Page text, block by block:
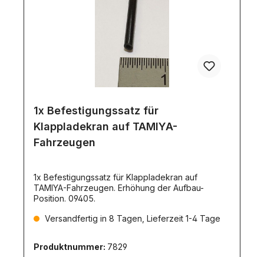
1x Befestigungssatz für
Klappladekran auf TAMIYA-
Fahrzeugen
1x Befestigungssatz für Klappladekran auf
TAMIYA-Fahrzeugen. Erhöhung der Aufbau-
Position. 09405.
Versandfertig in 8 Tagen, Lieferzeit 1-4 Tage
Produktnummer: 7829